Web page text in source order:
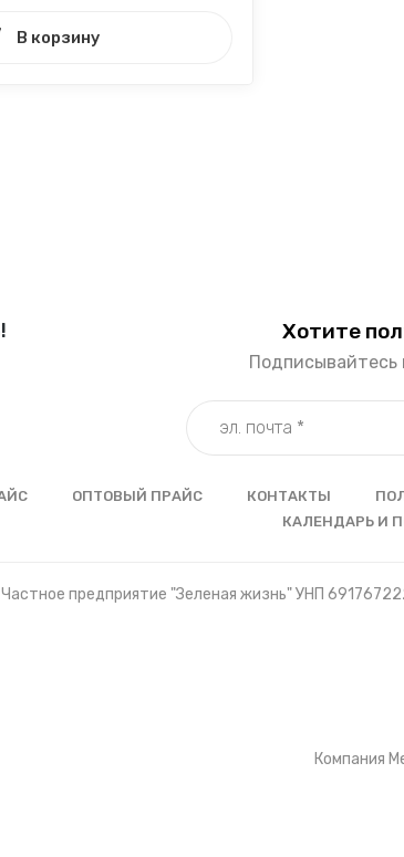
В корзину
Хотите
Подписывайтесь
ОПТОВЫЙ ПРАЙС КОНТАКТЫ
КАЛЕНДАРЬ И
предприятие "Зеленая жизнь" УНП
Компания